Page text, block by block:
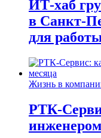
ИТ-хаб
в Санкт-
для
Жизнь в
РТК-